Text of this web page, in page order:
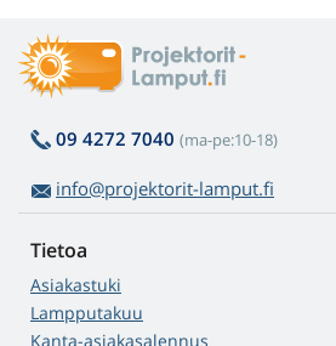
09 4272 7040 (ma-pe:10-18)
info@projektorit-lamput.fi
Tietoa
Asiakastuki
Lampputakuu
Kanta-asiakasalennus